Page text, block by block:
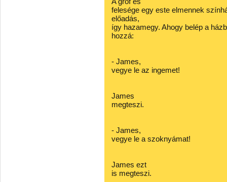
felesége egy este elmennek
előadás,
így hazamegy. Ahogy belép a
hozzá:
- James,
vegye le az ingemet!
James
megteszi.
- James,
vegye le a szoknyámat!
James ezt
is megteszi.